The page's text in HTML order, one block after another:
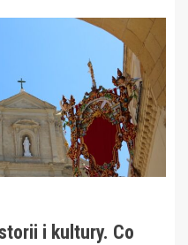
i kultury. Co